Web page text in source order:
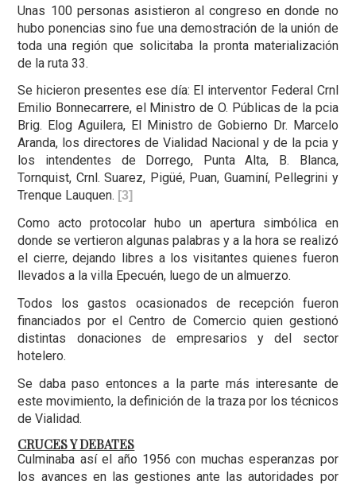
Unas 100 personas asistieron al congreso en donde no
hubo ponencias sino fue una demostración de la unión de
toda una región que solicitaba la pronta materialización
de la ruta 33.
Se hicieron presentes ese día: El interventor Federal Crnl
Emilio Bonnecarrere, el Ministro de O. Públicas de la pcia
Brig. Elog Aguilera, El Ministro de Gobierno Dr. Marcelo
Aranda, los directores de Vialidad Nacional y de la pcia y
los intendentes de Dorrego, Punta Alta, B. Blanca,
Tornquist, Crnl. Suarez, Pigüé, Puan, Guaminí, Pellegrini y
Trenque Lauquen. [3]
Como acto protocolar hubo un apertura simbólica en
donde se vertieron algunas palabras y a la hora se realizó
el cierre, dejando libres a los visitantes quienes fueron
llevados a la villa Epecuén, luego de un almuerzo.
Todos los gastos ocasionados de recepción fueron
financiados por el Centro de Comercio quien gestionó
distintas donaciones de empresarios y del sector
hotelero.
Se daba paso entonces a la parte más interesante de
este movimiento, la definición de la traza por los técnicos
de Vialidad.
CRUCES Y DEBATES
Culminaba así el año 1956 con muchas esperanzas por
los avances en las gestiones ante las autoridades por